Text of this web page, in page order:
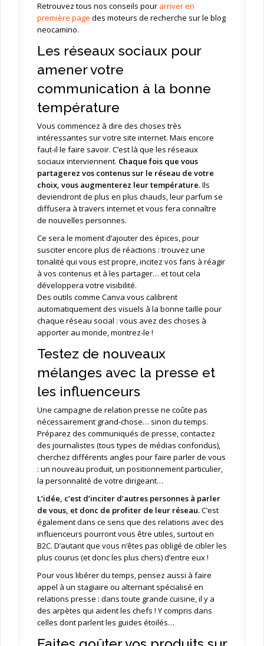
Retrouvez tous nos conseils pour arriver en
première page des moteurs de recherche sur le blog
neocamino.
Les réseaux sociaux pour
amener votre
communication à la bonne
température
Vous commencez à dire des choses très
intéressantes sur votre site internet. Mais encore
faut-il le faire savoir. C’est là que les réseaux
sociaux interviennent. Chaque fois que vous
partagerez vos contenus sur le réseau de votre
choix, vous augmenterez leur température.Ils
deviendront de plus en plus chauds, leur parfum se
diffusera à travers internet et vous fera connaître
de nouvelles personnes.
Ce sera le moment d’ajouter des épices, pour
susciter encore plus de réactions : trouvez une
tonalité qui vous est propre, incitez vos fans à réagir
à vos contenus et à les partager… et tout cela
développera votre visibilité.
Des outils comme Canva vous calibrent
automatiquement des visuels à la bonne taille pour
chaque réseau social : vous avez des choses à
apporter au monde, montrez-le !
Testez de nouveaux
mélanges avec la presse et
les influenceurs
Une campagne de relation presse ne coûte pas
nécessairement grand-chose… sinon du temps.
Préparez des communiqués de presse, contactez
des journalistes (tous types de médias confondus),
cherchez différents angles pour faire parler de vous
: un nouveau produit, un positionnement particulier,
la personnalité de votre dirigeant…
L’idée, c’est d’inciter d’autres personnes à parler
de vous, et donc de profiter de leur réseau.C’est
également dans ce sens que des relations avec des
influenceurs pourront vous être utiles, surtout en
B2C. D’autant que vous n’êtes pas obligé de cibler les
plus courus (et donc les plus chers) d’entre eux !
Pour vous libérer du temps, pensez aussi à faire
appel à un stagiaire ou alternant spécialisé en
relations presse : dans toute grande cuisine, il y a
des arpètes qui aident les chefs ! Y compris dans
celles dont parlent les guides étoilés…